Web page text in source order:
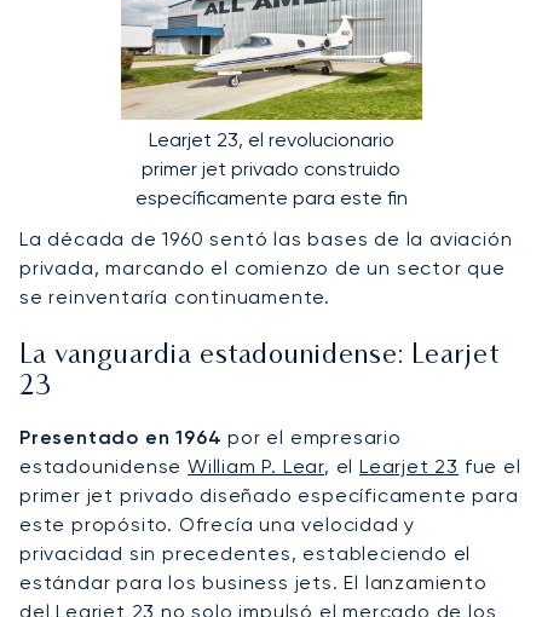
Learjet 23, el revolucionario
primer jet privado construido
específicamente para este fin
La década de 1960 sentó las bases de la aviación
privada, marcando el comienzo de un sector que
se reinventaría continuamente.
La vanguardia estadounidense: Learjet
23
Presentado en 1964 por el empresario
estadounidenseWilliam P. Lear, elLearjet 23 fue el
primer jet privado diseñado específicamente para
este propósito. Ofrecía una velocidad y
privacidad sin precedentes, estableciendo el
estándar para los business jets. El lanzamiento
del Learjet 23 no solo impulsó el mercado de los